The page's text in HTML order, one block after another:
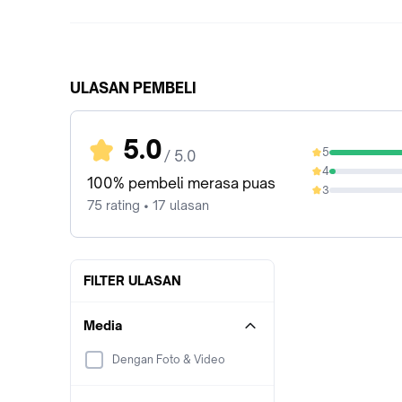
ULASAN PEMBELI
5.0 / 5.0
100% pembeli merasa puas
75 rating • 17 ulasan
5
96%
4
4%
3
0%
FILTER ULASAN
Media
Dengan Foto & Video